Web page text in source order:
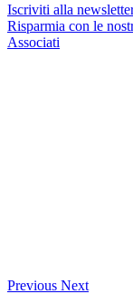
Iscriviti alla
Risparmia con le
Associati
Previous Next